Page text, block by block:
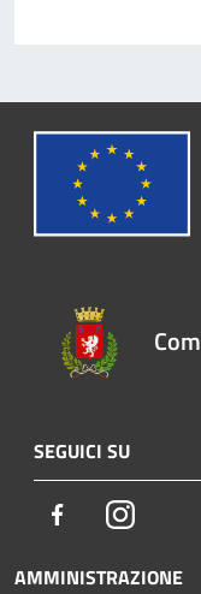
SEGUICI SU
FacebookInstagram
AMMINISTRAZIONE